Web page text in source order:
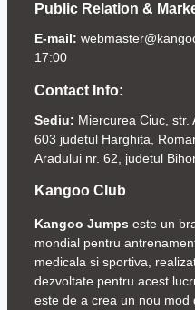
Public Relation &
E-mail:
17:00
Contact Info:
Sediu: Miercurea Ciuc, str.
603 judetul Harghita,
Aradului nr. 62, judetul
Kangoo Club
Kangoo Jumps este un
mondial pentru
medicala si sportiva,
dezvoltate pentru acest
este de a crea un nou mod